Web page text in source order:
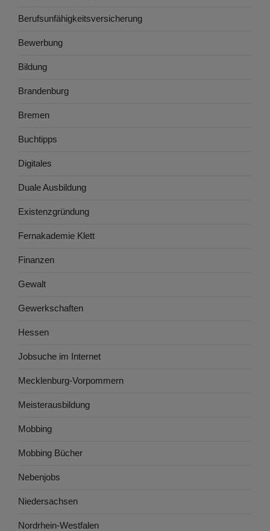
Berufsunfähigkeitsversicherung
Bewerbung
Bildung
Brandenburg
Bremen
Buchtipps
Digitales
Duale Ausbildung
Existenzgründung
Fernakademie Klett
Finanzen
Gewalt
Gewerkschaften
Hessen
Jobsuche im Internet
Mecklenburg-Vorpommern
Meisterausbildung
Mobbing
Mobbing Bücher
Nebenjobs
Niedersachsen
Nordrhein-Westfalen